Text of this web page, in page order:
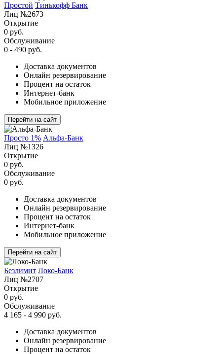
Простой Тинькофф Банк
Лиц №2673
Открытие
0 руб.
Обслуживание
0 - 490 руб.
Доставка документов
Онлайн резервирование
Процент на остаток
Интернет-банк
Мобильное приложение
Перейти на сайт
Просто 1% Альфа-Банк
Лиц №1326
Открытие
0 руб.
Обслуживание
0 руб.
Доставка документов
Онлайн резервирование
Процент на остаток
Интернет-банк
Мобильное приложение
Перейти на сайт
Безлимит Локо-Банк
Лиц №2707
Открытие
0 руб.
Обслуживание
4 165 - 4 990 руб.
Доставка документов
Онлайн резервирование
Процент на остаток